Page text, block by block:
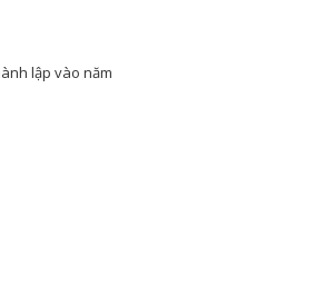
lập vào năm